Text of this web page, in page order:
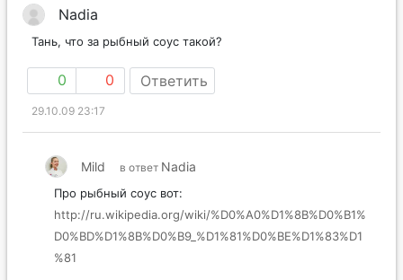
Nadia
Тань, что за рыбный соус такой?
0 0 Ответить
29.10.09 23:17
Mild в ответ Nadia
Про рыбный соус вот:
http://ru.wikipedia.org/wiki/%D0%A0%D1%8B%D0%B1%
D0%BD%D1%8B%D0%B9_%D1%81%D0%BE%D1%83%D1
%81